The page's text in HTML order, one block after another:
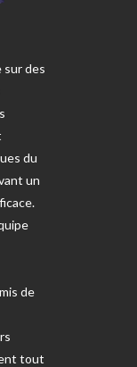
des
du
un
de
tout